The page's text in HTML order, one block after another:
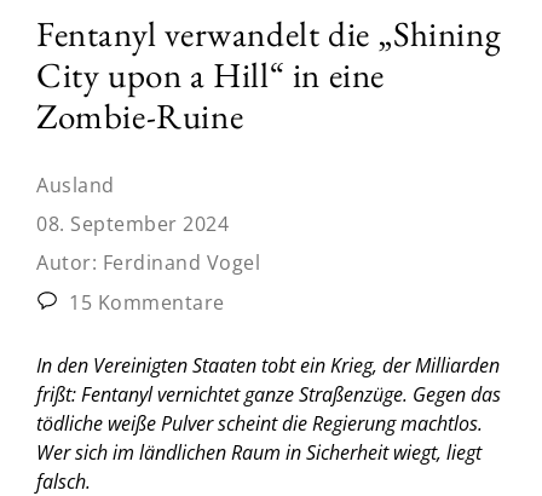
Fentanyl verwandelt die „Shining
City upon a Hill“ in eine
Zombie-Ruine
Ausland
08. September 2024
Autor: Ferdinand Vogel
15 Kommentare
In den Vereinigten Staaten tobt ein Krieg, der Milliarden
frißt: Fentanyl vernichtet ganze Straßenzüge. Gegen das
tödliche weiße Pulver scheint die Regierung machtlos.
Wer sich im ländlichen Raum in Sicherheit wiegt, liegt
falsch.